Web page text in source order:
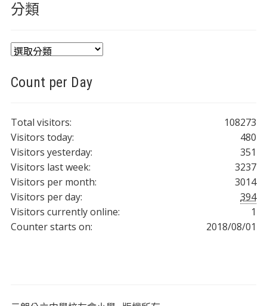
分類
分
Count per Day
108273
Total visitors:
480
Visitors today:
351
Visitors yesterday:
3237
Visitors last week:
3014
Visitors per month:
394
Visitors per day:
1
Visitors currently online:
2018/08/01
Counter starts on: